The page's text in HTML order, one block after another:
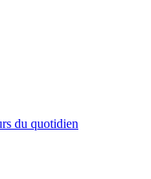
du quotidien